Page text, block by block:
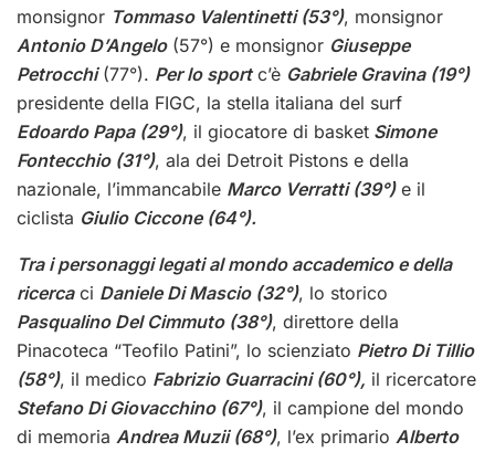
monsignor Tommaso Valentinetti (53°), monsignor
Antonio D’Angelo(57°) e monsignor Giuseppe
Petrocchi(77°). Per lo sport c’è Gabriele Gravina (19°)
presidente della FIGC, la stella italiana del surf
Edoardo Papa (29°), il giocatore di basket Simone
Fontecchio (31°), ala dei Detroit Pistons e della
nazionale, l’immancabile Marco Verratti (39°)e il
ciclista Giulio Ciccone (64°).
Tra i personaggi legati al mondo accademico e della
ricercaci Daniele Di Mascio (32°), lo storico
Pasqualino Del Cimmuto (38°), direttore della
Pinacoteca “Teofilo Patini”, lo scienziato Pietro Di Tillio
(58°), il medico Fabrizio Guarracini (60°), il ricercatore
Stefano Di Giovacchino (67°), il campione del mondo
di memoria Andrea Muzii (68°), l’ex primario Alberto